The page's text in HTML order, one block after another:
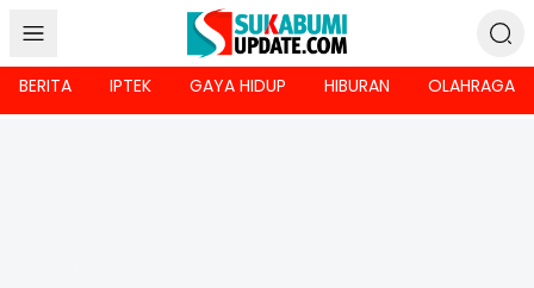
BERITA IPTEK GAYA HIDUP HIBURAN OLAHRAGA